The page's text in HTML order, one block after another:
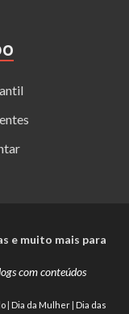
e muito mais para
com conteúdos
| Dia da Mulher | Dia das